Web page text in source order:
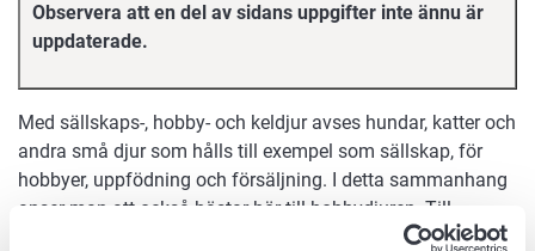
Observera att en del av sidans uppgifter inte ännu är
uppdaterade.
Med sällskaps-, hobby- och keldjur avses hundar, katter och
andra små djur som hålls till exempel som sällskap, för
hobbyer, uppfödning och försäljning. I detta sammanhang
anser man att också hästar hör till hobbydjuren. Till
sällskaps-, hobby- och keldjuren hör också myndigheternas